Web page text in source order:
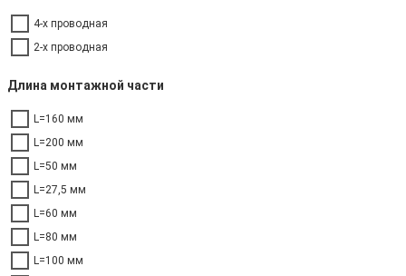
4-х проводная
2-х проводная
Длина монтажной части
L=160 мм
L=200 мм
L=50 мм
L=27,5 мм
L=60 мм
L=80 мм
L=100 мм